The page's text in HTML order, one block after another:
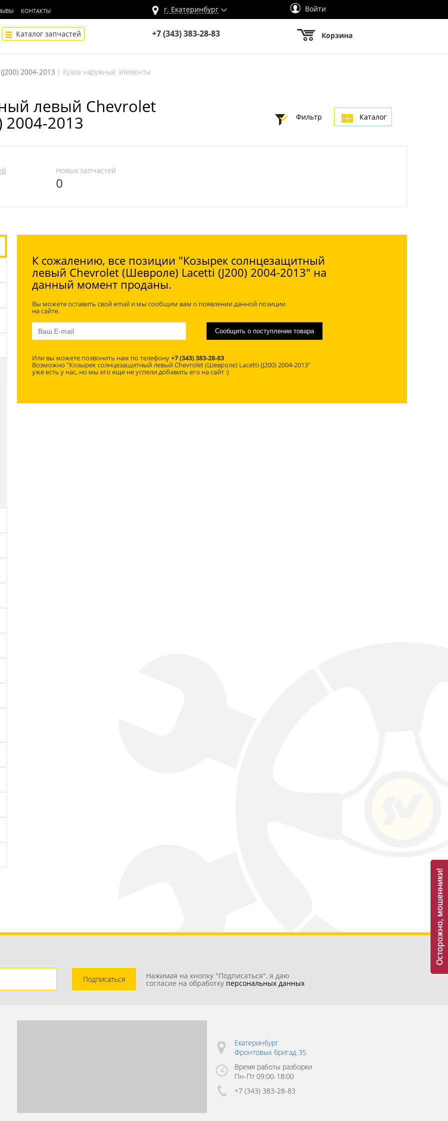
КОНТАКТЫ г. Екатеринбург Войти
Каталог запчастей +7 (343) 383-28-83 Корзина
2004-2013 Кузов наружные элементы
левый Chevrolet
2004-2013 Фильтр Каталог
Новых запчастей
0
К сожалению, все позиции "Козырек солнцезащитный
левый Chevrolet (Шевроле) Lacetti (J200) 2004-2013" на
данный момент проданы.
Вы можете оставить свой email и мы сообщим вам о появлении данной позиции
на сайте.
Или вы можете позвонить нам по телефону+7 (343) 383-28-83
Возможно "Козырек солнцезащитный левый Chevrolet (Шевроле) Lacetti (J200) 2004-2013"
уже есть у нас, но мы его еще не успели добавить его на сайт :)
Подписаться Нажимая на кнопку "Подписаться", я даю
согласие на обработку персональных данных
Екатеринбург
Фронтовых бригад 35
Время работы разборки
Пн-Пт 09:00-18:00
+7 (343) 383-28-83
Осторожно, мошенники!